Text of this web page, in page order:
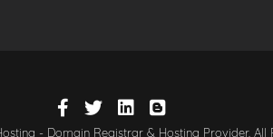
- Domain Registrar & Hosting Provider. All